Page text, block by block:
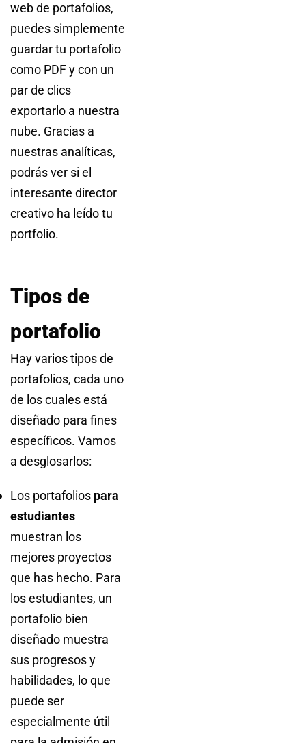
web de portafolios,
puedes simplemente
guardar tu portafolio
como PDF y con un
par de clics
exportarlo a nuestra
nube. Gracias a
nuestras analíticas,
podrás ver si el
interesante director
creativo ha leído tu
portfolio.
Tipos de
portafolio
Hay varios tipos de
portafolios, cada uno
de los cuales está
diseñado para fines
específicos. Vamos
a desglosarlos:
Los portafolios para
estudiantes
muestran los
mejores proyectos
que has hecho. Para
los estudiantes, un
portafolio bien
diseñado muestra
sus progresos y
habilidades, lo que
puede ser
especialmente útil